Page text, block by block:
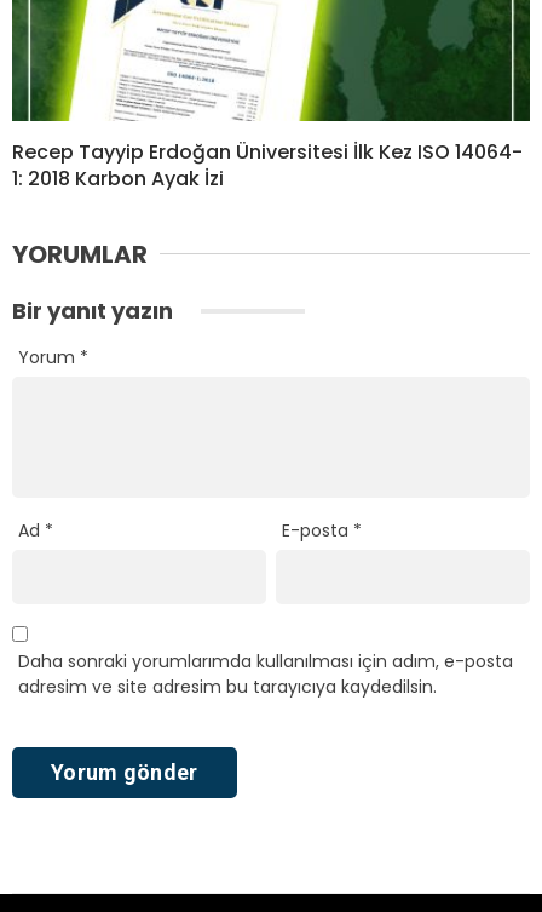
Recep Tayyip Erdoğan Üniversitesi İlk Kez ISO 14064-
1: 2018 Karbon Ayak İzi
YORUMLAR
Bir yanıt yazın
Yorum *
Ad * E-posta *
Daha sonraki yorumlarımda kullanılması için adım, e-posta
adresim ve site adresim bu tarayıcıya kaydedilsin.